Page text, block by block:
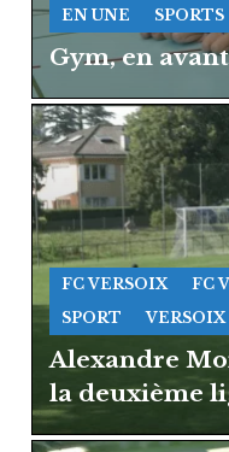
EN UNE SPORTS
Gym, en
FC VERSOIX
FC
SPORT
VERSOIX
Alexandre
la deuxième